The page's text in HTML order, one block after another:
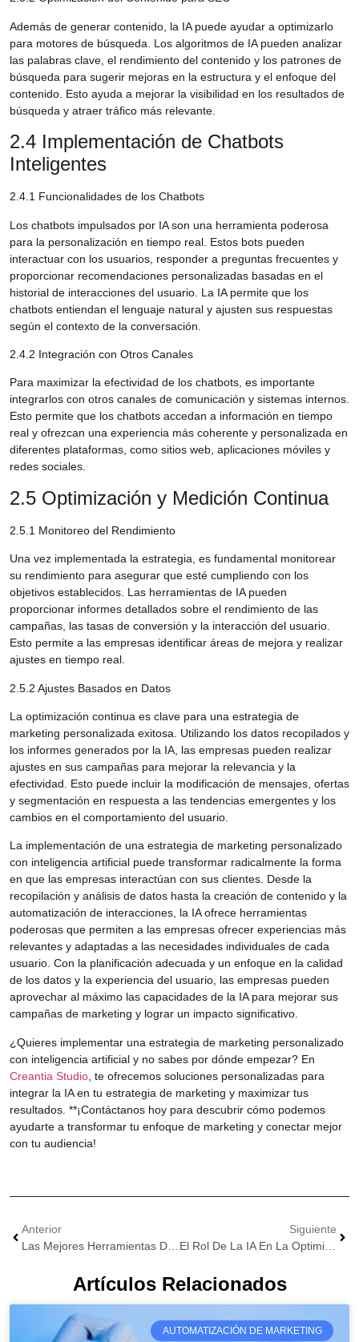
Además de generar contenido, la IA puede ayudar a optimizarlo
para motores de búsqueda. Los algoritmos de IA pueden analizar
las palabras clave, el rendimiento del contenido y los patrones de
búsqueda para sugerir mejoras en la estructura y el enfoque del
contenido. Esto ayuda a mejorar la visibilidad en los resultados de
búsqueda y atraer tráfico más relevante.
2.4 Implementación de Chatbots
Inteligentes
2.4.1 Funcionalidades de los Chatbots
Los chatbots impulsados por IA son una herramienta poderosa
para la personalización en tiempo real. Estos bots pueden
interactuar con los usuarios, responder a preguntas frecuentes y
proporcionar recomendaciones personalizadas basadas en el
historial de interacciones del usuario. La IA permite que los
chatbots entiendan el lenguaje natural y ajusten sus respuestas
según el contexto de la conversación.
2.4.2 Integración con Otros Canales
Para maximizar la efectividad de los chatbots, es importante
integrarlos con otros canales de comunicación y sistemas internos.
Esto permite que los chatbots accedan a información en tiempo
real y ofrezcan una experiencia más coherente y personalizada en
diferentes plataformas, como sitios web, aplicaciones móviles y
redes sociales.
2.5 Optimización y Medición Continua
2.5.1 Monitoreo del Rendimiento
Una vez implementada la estrategia, es fundamental monitorear
su rendimiento para asegurar que esté cumpliendo con los
objetivos establecidos. Las herramientas de IA pueden
proporcionar informes detallados sobre el rendimiento de las
campañas, las tasas de conversión y la interacción del usuario.
Esto permite a las empresas identificar áreas de mejora y realizar
ajustes en tiempo real.
2.5.2 Ajustes Basados en Datos
La optimización continua es clave para una estrategia de
marketing personalizada exitosa. Utilizando los datos recopilados y
los informes generados por la IA, las empresas pueden realizar
ajustes en sus campañas para mejorar la relevancia y la
efectividad. Esto puede incluir la modificación de mensajes, ofertas
y segmentación en respuesta a las tendencias emergentes y los
cambios en el comportamiento del usuario.
La implementación de una estrategia de marketing personalizado
con inteligencia artificial puede transformar radicalmente la forma
en que las empresas interactúan con sus clientes. Desde la
recopilación y análisis de datos hasta la creación de contenido y la
automatización de interacciones, la IA ofrece herramientas
poderosas que permiten a las empresas ofrecer experiencias más
relevantes y adaptadas a las necesidades individuales de cada
usuario. Con la planificación adecuada y un enfoque en la calidad
de los datos y la experiencia del usuario, las empresas pueden
aprovechar al máximo las capacidades de la IA para mejorar sus
campañas de marketing y lograr un impacto significativo.
¿Quieres implementar una estrategia de marketing personalizado
con inteligencia artificial y no sabes por dónde empezar? En
Creantia Studio , te ofrecemos soluciones personalizadas para
integrar la IA en tu estrategia de marketing y maximizar tus
resultados. **¡Contáctanos hoy para descubrir cómo podemos
ayudarte a transformar tu enfoque de marketing y conectar mejor
con tu audiencia!
Anterior
Siguiente
El Rol De La IA En La Optimización Del ROI De Marketing
Artículos Relacionados
AUTOMATIZACIÓN DE MARKETING